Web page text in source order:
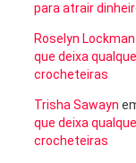
para atrair
Roselyn Lockman
que deixa
crocheteiras
Trisha Sawayn
que deixa
crocheteiras